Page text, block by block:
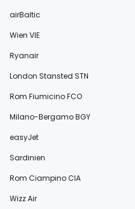
airBaltic
Wien VIE
Ryanair
London Stansted STN
Rom Fiumicino FCO
Milano-Bergamo BGY
easyJet
Sardinien
Rom Ciampino CIA
Wizz Air